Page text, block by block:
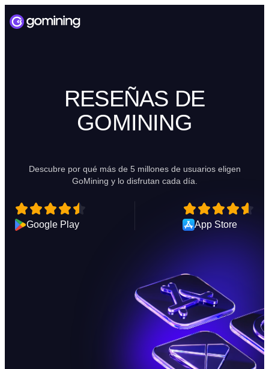
RESEÑAS DE
GOMINING
Descubre por qué más de 5 millones de usuarios eligen
GoMining y lo disfrutan cada día.
Google Play App Store